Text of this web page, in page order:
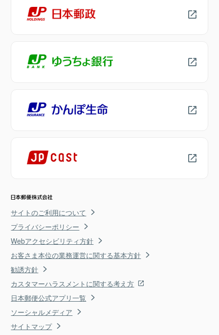
サイトのご利用について
プライバシーポリシー
Webアクセシビリティ方針
お客さま本位の業務運営に関する基本方針
勧誘方針
カスタマーハラスメントに関する考え方
日本郵便公式アプリ一覧
ソーシャルメディア
サイトマップ